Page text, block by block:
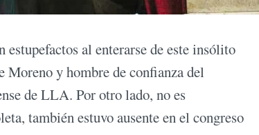
estupefactos al enterarse de este insólito
y hombre de confianza del
de LLA. Por otro lado, no es
también estuvo ausente en el congreso